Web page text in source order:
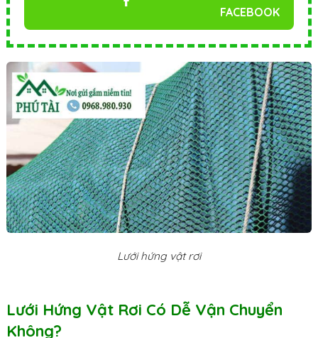
FACEBOOK
Lưới hứng vật rơi
Lưới Hứng Vật Rơi Có Dễ Vận Chuyển
Không?